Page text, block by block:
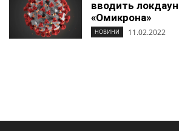
вводить
«Омикрона»
НОВИНИ 11.02.2022